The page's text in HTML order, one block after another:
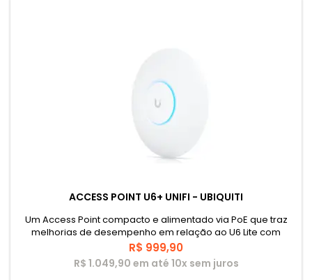
ACCESS POINT U6+ UNIFI - UBIQUITI
Um Access Point compacto e alimentado via PoE que traz
melhorias de desempenho em relação ao U6 Lite com
suporte a WiFi 6 nas duas bandas. É ideal para pequenas e
médias empresas.
Preço
R$ 999,90
R$ 1.049,90 em até 10x sem juros